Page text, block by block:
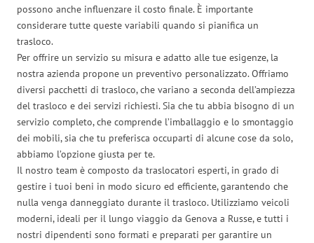
possono anche influenzare il costo finale. È importante
considerare tutte queste variabili quando si pianifica un
trasloco.
Per offrire un servizio su misura e adatto alle tue esigenze, la
nostra azienda propone un preventivo personalizzato. Offriamo
diversi pacchetti di trasloco, che variano a seconda dell’ampiezza
del trasloco e dei servizi richiesti. Sia che tu abbia bisogno di un
servizio completo, che comprende l’imballaggio e lo smontaggio
dei mobili, sia che tu preferisca occuparti di alcune cose da solo,
abbiamo l’opzione giusta per te.
Il nostro team è composto da traslocatori esperti, in grado di
gestire i tuoi beni in modo sicuro ed efficiente, garantendo che
nulla venga danneggiato durante il trasloco. Utilizziamo veicoli
moderni, ideali per il lungo viaggio da Genova a Russe, e tutti i
nostri dipendenti sono formati e preparati per garantire un